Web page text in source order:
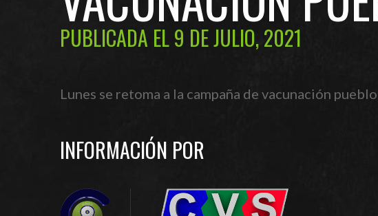
PUBLICADA EL 9 DE JULIO, 2021
Lunes se retoma a la campaña de vacunación
INFORMACIÓN POR